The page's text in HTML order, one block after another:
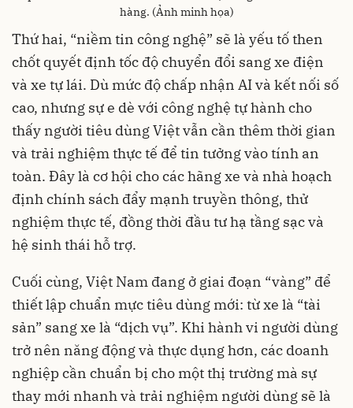
hàng. (Ảnh minh họa)
Thứ hai, “niềm tin công nghệ” sẽ là yếu tố then
chốt quyết định tốc độ chuyển đổi sang xe điện
và xe tự lái. Dù mức độ chấp nhận AI và kết nối số
cao, nhưng sự e dè với công nghệ tự hành cho
thấy người tiêu dùng Việt vẫn cần thêm thời gian
và trải nghiệm thực tế để tin tưởng vào tính an
toàn. Đây là cơ hội cho các hãng xe và nhà hoạch
định chính sách đẩy mạnh truyền thông, thử
nghiệm thực tế, đồng thời đầu tư hạ tầng sạc và
hệ sinh thái hỗ trợ.
Cuối cùng, Việt Nam đang ở giai đoạn “vàng” để
thiết lập chuẩn mực tiêu dùng mới: từ xe là “tài
sản” sang xe là “dịch vụ”. Khi hành vi người dùng
trở nên năng động và thực dụng hơn, các doanh
nghiệp cần chuẩn bị cho một thị trường mà sự
thay mới nhanh và trải nghiệm người dùng sẽ là